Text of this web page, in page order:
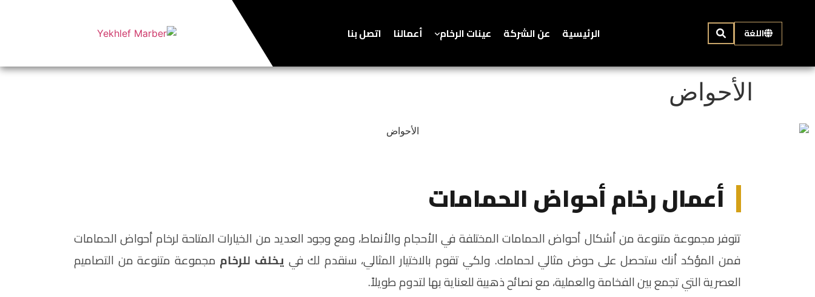
اللغة الرئيسية عن الشركة عينات الرخام أعمالنا اتصل بنا
الأحواض
أعمال رخام أحواض الحمامات
تتوفر مجموعة متنوعة من أشكال أحواض الحمامات المختلفة في الأحجام والأنماط، ومع وجود العديد من الخيارات المتاحة لرخام أحواض الحمامات
فمن المؤكد أنك ستحصل على حوض مثالي لحمامك. ولكي تقوم بالاختيار المثالي، سنقدم لك في يخلف للرخام مجموعة متنوعة من التصاميم
العصرية التي تجمع بين الفخامة والعملية، مع نصائح ذهبية للعناية بها لتدوم طويلاً.